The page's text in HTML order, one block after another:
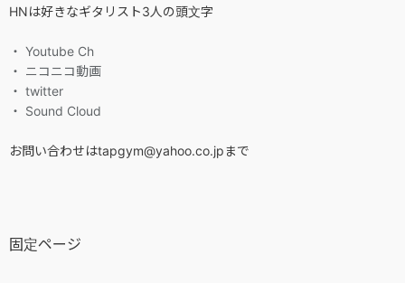
HNは好きなギタリスト3人の頭文字
・ Youtube Ch
・ ニコニコ動画
・ twitter
・ Sound Cloud
お問い合わせはtapgym@yahoo.co.jpまで
固定ページ